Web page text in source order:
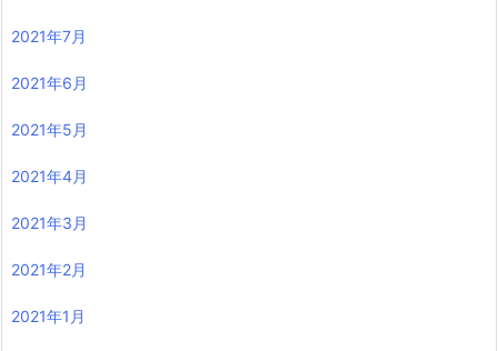
2021年7月
2021年6月
2021年5月
2021年4月
2021年3月
2021年2月
2021年1月